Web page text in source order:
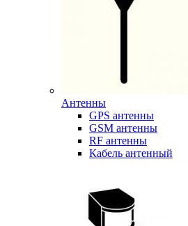
Антенны
GPS антенны
GSM антенны
RF антенны
Кабель антенный